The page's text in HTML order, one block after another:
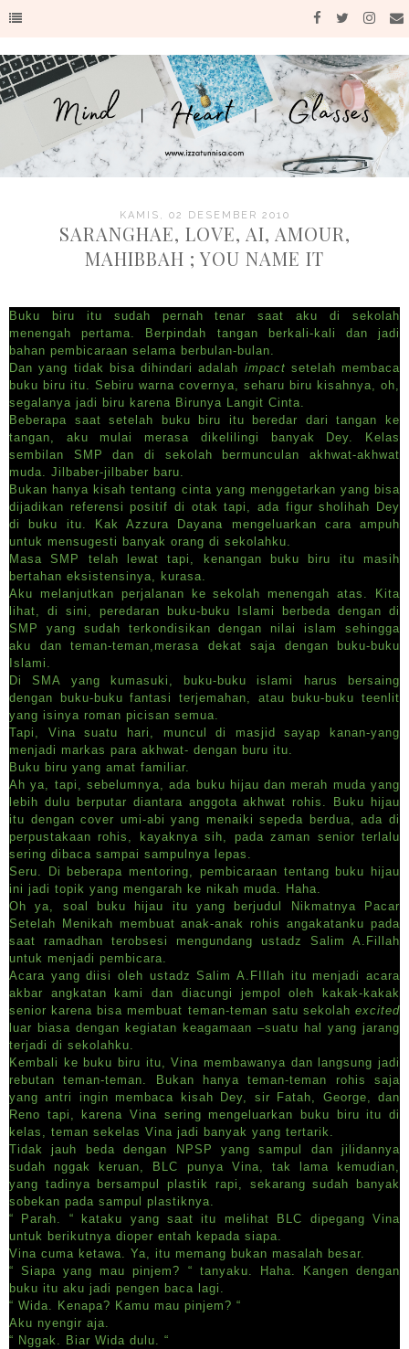
KAMIS, 02 DESEMBER 2010
SARANGHAE, LOVE, AI, AMOUR,
MAHIBBAH ; YOU NAME IT
Buku biru itu sudah pernah tenar saat aku di sekolah
menengah pertama. Berpindah tangan berkali-kali dan jadi
bahan pembicaraan selama berbulan-bulan.
Dan yang tidak bisa dihindari adalah impact setelah membaca
buku biru itu. Sebiru warna covernya, seharu biru kisahnya, oh,
segalanya jadi biru karena Birunya Langit Cinta.
Beberapa saat setelah buku biru itu beredar dari tangan ke
tangan, aku mulai merasa dikelilingi banyak Dey. Kelas
sembilan SMP dan di sekolah bermunculan akhwat-akhwat
muda. Jilbaber-jilbaber baru.
Bukan hanya kisah tentang cinta yang menggetarkan yang bisa
dijadikan referensi positif di otak tapi, ada figur sholihah Dey
di buku itu. Kak Azzura Dayana mengeluarkan cara ampuh
untuk mensugesti banyak orang di sekolahku.
Masa SMP telah lewat tapi, kenangan buku biru itu masih
bertahan eksistensinya, kurasa.
Aku melanjutkan perjalanan ke sekolah menengah atas. Kita
lihat, di sini, peredaran buku-buku Islami berbeda dengan di
SMP yang sudah terkondisikan dengan nilai islam sehingga
aku dan teman-teman,merasa dekat saja dengan buku-buku
Islami.
Di SMA yang kumasuki, buku-buku islami harus bersaing
dengan buku-buku fantasi terjemahan, atau buku-buku teenlit
yang isinya roman picisan semua.
Tapi, Vina suatu hari, muncul di masjid sayap kanan-yang
menjadi markas para akhwat- dengan buru itu.
Buku biru yang amat familiar.
Ah ya, tapi, sebelumnya, ada buku hijau dan merah muda yang
lebih dulu berputar diantara anggota akhwat rohis. Buku hijau
itu dengan cover umi-abi yang menaiki sepeda berdua, ada di
perpustakaan rohis, kayaknya sih, pada zaman senior terlalu
sering dibaca sampai sampulnya lepas.
Seru. Di beberapa mentoring, pembicaraan tentang buku hijau
ini jadi topik yang mengarah ke nikah muda. Haha.
Oh ya, soal buku hijau itu yang berjudul Nikmatnya Pacar
Setelah Menikah membuat anak-anak rohis angakatanku pada
saat ramadhan terobsesi mengundang ustadz Salim A.Fillah
untuk menjadi pembicara.
Acara yang diisi oleh ustadz Salim A.FIllah itu menjadi acara
akbar angkatan kami dan diacungi jempol oleh kakak-kakak
senior karena bisa membuat teman-teman satu sekolah excited
luar biasa dengan kegiatan keagamaan –suatu hal yang jarang
terjadi di sekolahku.
Kembali ke buku biru itu, Vina membawanya dan langsung jadi
rebutan teman-teman. Bukan hanya teman-teman rohis saja
yang antri ingin membaca kisah Dey, sir Fatah, George, dan
Reno tapi, karena Vina sering mengeluarkan buku biru itu di
kelas, teman sekelas Vina jadi banyak yang tertarik.
Tidak jauh beda dengan NPSP yang sampul dan jilidannya
sudah nggak keruan, BLC punya Vina, tak lama kemudian,
yang tadinya bersampul plastik rapi, sekarang sudah banyak
sobekan pada sampul plastiknya.
“ Parah. “ kataku yang saat itu melihat BLC dipegang Vina
untuk berikutnya dioper entah kepada siapa.
Vina cuma ketawa. Ya, itu memang bukan masalah besar.
“ Siapa yang mau pinjem? “ tanyaku. Haha. Kangen dengan
buku itu aku jadi pengen baca lagi.
“ Wida. Kenapa? Kamu mau pinjem? “
Aku nyengir aja.
“ Nggak. Biar Wida dulu. “